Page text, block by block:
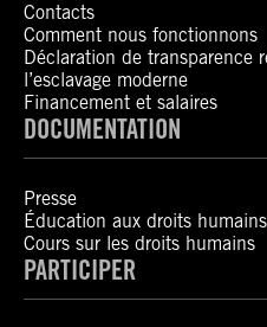
Contacts
Comment nous fonctionnons
Déclaration de transparence
l’esclavage moderne
Financement et salaires
DOCUMENTATION
Presse
Éducation aux droits humains
Cours sur les droits humains
PARTICIPER